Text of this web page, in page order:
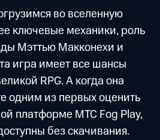
во вселенную
ключевые механики, роль
Мэттью Макконехи и
игра имеет все шансы
RPG. А когда она
одним из первых оценить
платформе МТС Fog Play,
без скачивания.